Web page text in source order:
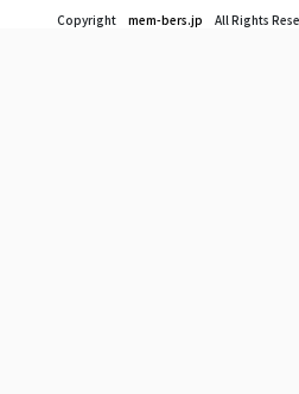
Copyright mem-bers.jp All Rights